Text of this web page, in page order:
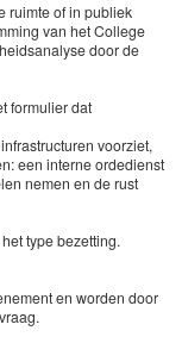
ruimte of in publiek
van het College
door de
formulier dat
voorziet,
een interne ordedienst
nemen en de rust
type bezetting.
en worden door